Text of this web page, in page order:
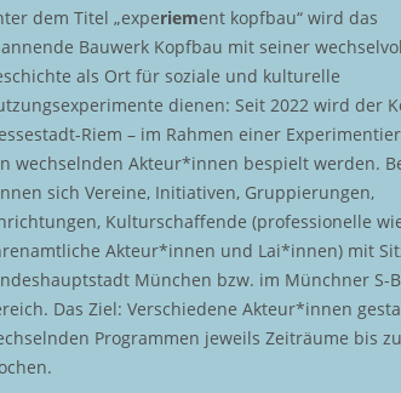
dem Titel „experiement kopfbau“ wird das
Bauwerk Kopfbau mit seiner
als Ort für soziale und kulturelle
dienen: Seit 2022 wird der
Riem – im Rahmen einer
wechselnden Akteur*innen bespielt werden.
sich Vereine, Initiativen, Gruppierungen,
Kulturschaffende (professionelle
Akteur*innen und Lai*innen) mit
München bzw. im Münchner S-
Das Ziel: Verschiedene Akteur*innen
Programmen jeweils Zeiträume bis